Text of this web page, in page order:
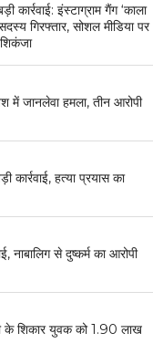
कार्रवाई: इंस्टाग्राम गैंग ‘काला
गिरफ्तार, सोशल मीडिया पर
में जानलेवा हमला, तीन आरोपी
कार्रवाई, हत्या प्रयास का
नाबालिग से दुष्कर्म का आरोपी
के शिकार युवक को 1.90 लाख